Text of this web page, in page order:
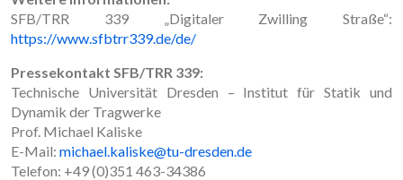
SFB/TRR 339 „Digitaler Zwilling Straße“:
https://www.sfbtrr339.de/de/
Pressekontakt SFB/TRR 339:
Technische Universität Dresden – Institut für Statik und
Dynamik der Tragwerke
Prof. Michael Kaliske
E-Mail: michael.kaliske@tu-dresden.de
Telefon: +49 (0)351 463-34386